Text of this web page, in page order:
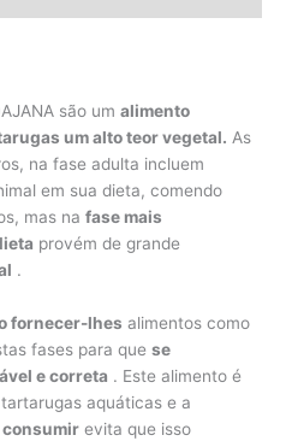
são um alimento
um alto teor vegetal. As
na fase adulta incluem
em sua dieta, comendo
mas na fase mais
provém de grande
.
fornecer-lhes alimentos como
fases para que se
e correta . Este alimento é
aquáticas e a
consumir evita que isso